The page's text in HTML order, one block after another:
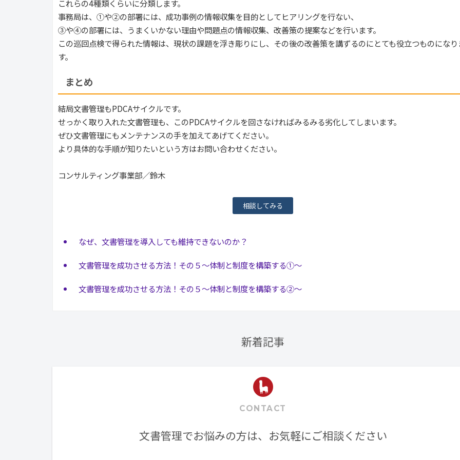
これらの4種類くらいに分類します。
事務局は、①や②の部署には、成功事例の情報収集を目的としてヒアリングを行ない、
③や④の部署には、うまくいかない理由や問題点の情報収集、改善策の提案などを行います。
この巡回点検で得られた情報は、現状の課題を浮き彫りにし、その後の改善策を講ずるのにとても役立つものになり
す。
まとめ
結局文書管理もPDCAサイクルです。
せっかく取り入れた文書管理も、このPDCAサイクルを回さなければみるみる劣化してしまいます。
ぜひ文書管理にもメンテナンスの手を加えてあげてください。
より具体的な手順が知りたいという方はお問い合わせください。
コンサルティング事業部／鈴木
相談してみる
なぜ、文書管理を導入しても維持できないのか？
文書管理を成功させる方法！その５～体制と制度を構築する①～
文書管理を成功させる方法！その５～体制と制度を構築する②～
新着記事
CONTACT
文書管理でお悩みの方は、お気軽にご相談ください